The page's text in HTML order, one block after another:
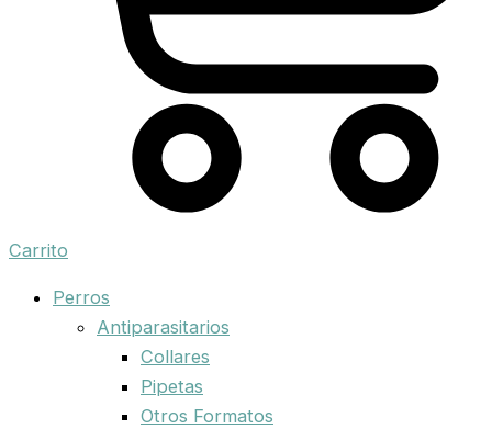
Carrito
Perros
Antiparasitarios
Collares
Pipetas
Otros Formatos